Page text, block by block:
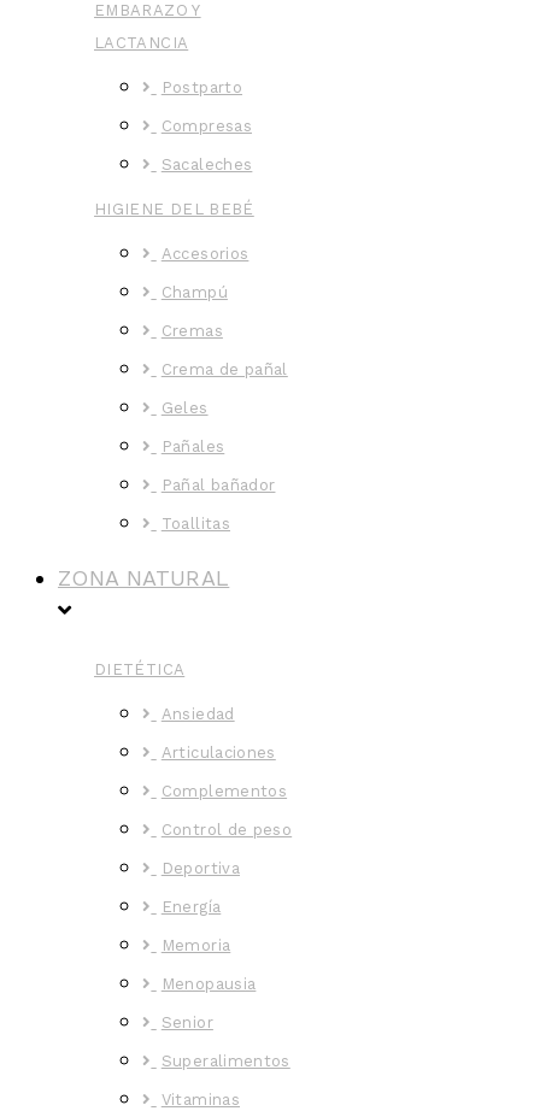
EMBARAZO Y
LACTANCIA
Postparto
Compresas
Sacaleches
HIGIENE DEL BEBÉ
Accesorios
Champú
Cremas
Crema de pañal
Geles
Pañales
Pañal bañador
Toallitas
ZONA NATURAL
DIETÉTICA
Ansiedad
Articulaciones
Complementos
Control de peso
Deportiva
Energía
Memoria
Menopausia
Senior
Superalimentos
Vitaminas